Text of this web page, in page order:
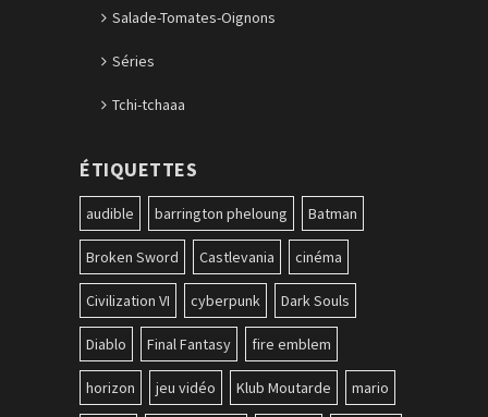
Salade-Tomates-Oignons
Séries
Tchi-tchaaa
ÉTIQUETTES
audible barrington pheloung Batman
Broken Sword Castlevania cinéma
Civilization VI cyberpunk Dark Souls
Diablo Final Fantasy fire emblem
horizon jeu vidéo Klub Moutarde mario